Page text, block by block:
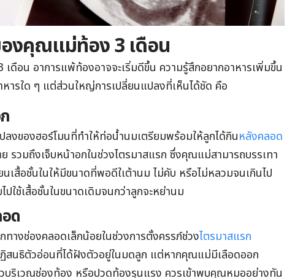
งคุณแม่ท้อง 3 เดือน
ดือน อาการแพ้ท้องอาจจะเริ่มดีขึ้น ความรู้สึกอยากอาหารเพิ่มขึ้น
ารใด ๆ แต่ส่วนใหญ่การเปลี่ยนแปลงที่เห็นได้ชัด คือ
ลงของฮอร์โมนที่ทำให้ท่อน้ำนมเตรียมพร้อมให้ลูกได้กินหลังคลอด
รวมถึงเจ็บหน้าอกในช่วงไตรมาสแรก ซึ่งคุณแม่สามารถบรรเทา
นเสื้อชั้นในให้มีขนาดที่พอดีใเต้านม ไม่คับ หรือไม่หลวมจนเกินไป
ปใช้เสื้อชั้นในขนาดเดิมจนกว่าลูกจะหย่านม
ด
างช่องคลอดเล็กน้อยในช่วงการตั้งครรภ์ช่วงไตรมาสแรก
นธิตัวอ่อนที่ได้ฝังตัวอยู่ในมดลูก แต่หากคุณแม่มีเลือดออก
บริเวณช่องท้อง หรือปวดท้องรุนแรง ควรเข้าพบคุณหมออย่างทัน